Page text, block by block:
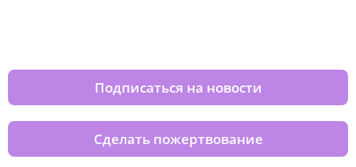
Подписаться на новости
Сделать пожертвование